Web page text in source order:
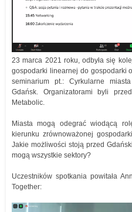
23 marca 2021 roku, odbyła się
gospodarki linearnej do gospodarki
seminarium pt.: Cyrkularne
Gdańsk. Organizatorami byli
Metabolic.
Miasta mogą odegrać wiodącą
kierunku zrównoważonej
Jakie możliwości stoją przed
mogą wszystkie sektory?
Uczestników spotkania powitała
Together: